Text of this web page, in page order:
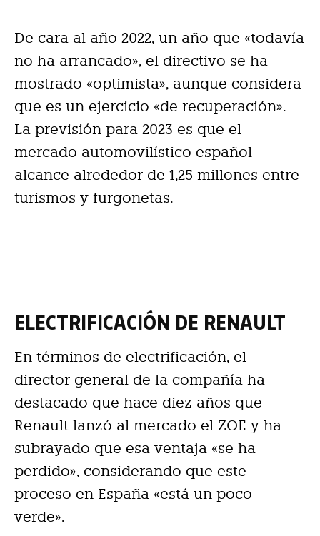
De cara al año 2022, un año que «todavía
no ha arrancado», el directivo se ha
mostrado «optimista», aunque considera
que es un ejercicio «de recuperación».
La previsión para 2023 es que el
mercado automovilístico español
alcance alrededor de 1,25 millones entre
turismos y furgonetas.
ELECTRIFICACIÓN DE RENAULT
En términos de electrificación, el
director general de la compañía ha
destacado que hace diez años que
Renault lanzó al mercado el ZOE y ha
subrayado que esa ventaja «se ha
perdido», considerando que este
proceso en España «está un poco
verde».